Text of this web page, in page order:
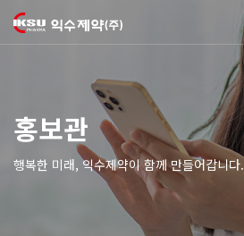
홍보관
행복한 미래, 익수제약이 함께 만들어갑니다.